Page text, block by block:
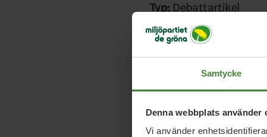
Samtycke
Denna webbplats använder
Vi använder
Typ: Debattartikel
Länk: https://nwt.se/